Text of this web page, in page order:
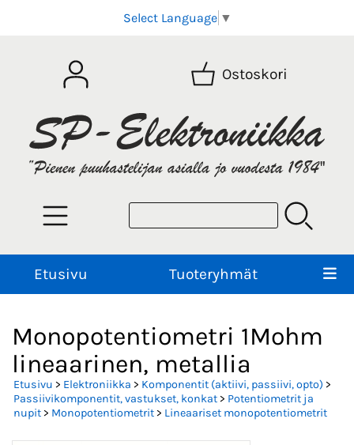
Select Language ▼
Ostoskori
Etusivu Tuoteryhmät
Monopotentiometri 1Mohm
lineaarinen, metallia
Etusivu > Elektroniikka > Komponentit (aktiivi, passiivi, opto) >
Passiivikomponentit, vastukset, konkat> Potentiometrit ja
nupit> Monopotentiometrit> Lineaariset monopotentiometrit